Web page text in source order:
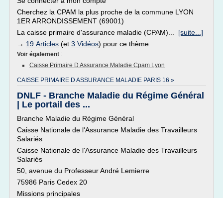
Cherchez la CPAM la plus proche de la commune LYON
1ER ARRONDISSEMENT (69001)
La caisse primaire d'assurance maladie (CPAM)... [suite...]
→ 19 Articles (et 3 Vidéos) pour ce thème
Voir également :
Caisse Primaire D Assurance Maladie Cpam Lyon
CAISSE PRIMAIRE D ASSURANCE MALADIE PARIS 16 »
DNLF - Branche Maladie du Régime Général
| Le portail des ...
Branche Maladie du Régime Général
Caisse Nationale de l'Assurance Maladie des Travailleurs
Salariés
Caisse Nationale de l'Assurance Maladie des Travailleurs
Salariés
50, avenue du Professeur André Lemierre
75986 Paris Cedex 20
Missions principales